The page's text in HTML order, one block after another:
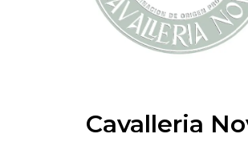
Cavalleria